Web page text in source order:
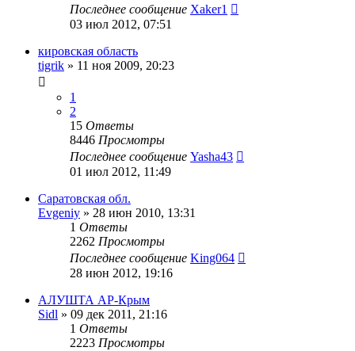
Последнее сообщение Xaker1
03 июл 2012, 07:51
кировская область
tigrik » 11 ноя 2009, 20:23
1
2
15 Ответы
8446 Просмотры
Последнее сообщение Yasha43
01 июл 2012, 11:49
Саратовская обл.
Evgeniy » 28 июн 2010, 13:31
1 Ответы
2262 Просмотры
Последнее сообщение King064
28 июн 2012, 19:16
АЛУШТА АР-Крым
Sidl » 09 дек 2011, 21:16
1 Ответы
2223 Просмотры